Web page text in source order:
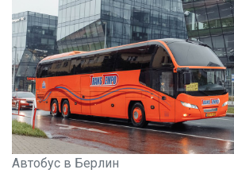
Автобус в Берлин